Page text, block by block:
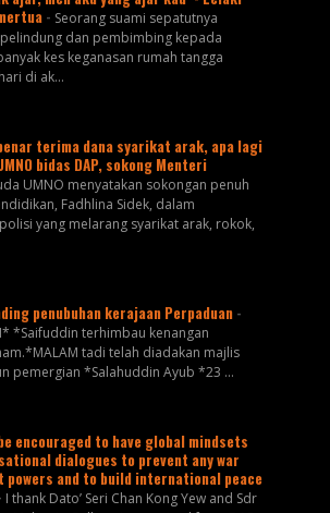
- Seorang suami sepatutnya
dan pembimbing kepada
kes keganasan rumah tangga
di ak...
terima dana syarikat arak, apa lagi
bidas DAP, sokong Menteri
UMNO menyatakan sokongan penuh
Fadhlina Sidek, dalam
yang melarang syarikat arak, rokok,
penubuhan kerajaan Perpaduan -
*Saifuddin terhimbau kenangan
tadi telah diadakan majlis
pemergian *Salahuddin Ayub *23 ...
encouraged to have global mindsets
dialogues to prevent any war
powers and to build international peace
I thank Dato’ Seri Chan Kong Yew and Sdr